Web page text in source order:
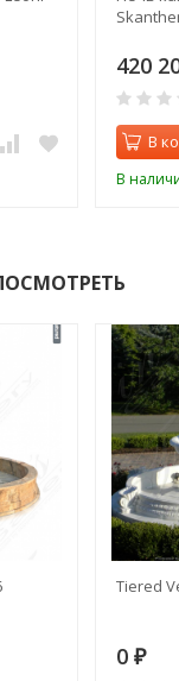
420
В
В
Tiered
0 ₽